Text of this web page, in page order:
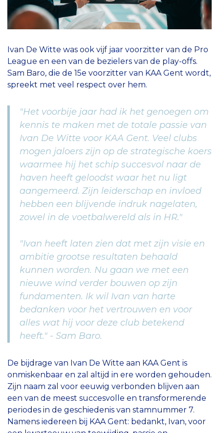
Ivan De Witte was ook vijf jaar voorzitter van de Pro
League en een van de bezielers van de play-offs.
Sam Baro, die de 15e voorzitter van KAA Gent wordt,
spreekt met veel respect over hem.
"Het voorbije jaar had ik het genoegen om
kennis te maken met de totale passie van
Ivan De Witte voor KAA Gent. Veel clubs
mogen jaloers zijn op de strategische koers
waarmee hij het schip succesvol naar de
haven heeft geloodst waar het nu ligt
aangemeerd. Zijn leiderschap en invloed
hebben een blijvende indruk nagelaten,
zowel in de voetbalwereld als in HR."
"Ivan heeft laten zien dat met zijn visie en
ambitie grootse resultaten behaald
kunnen worden. Nu gaan we met een
nieuwe wind verder bouwen op zijn
fundamenten. Ik wil Ivan van harte
bedanken voor het vertrouwen en voor
alles wat hij voor deze club betekend
heeft." - Sam Baro.
De bijdrage van Ivan De Witte aan KAA Gent is
onmiskenbaar en zal altijd in ere worden gehouden.
Zijn naam zal voor eeuwig verbonden blijven aan
een van de meest succesvolle en transformerende
periodes in de geschiedenis van stamnummer 7.
Namens iedereen bij KAA Gent: bedankt, Ivan, voor